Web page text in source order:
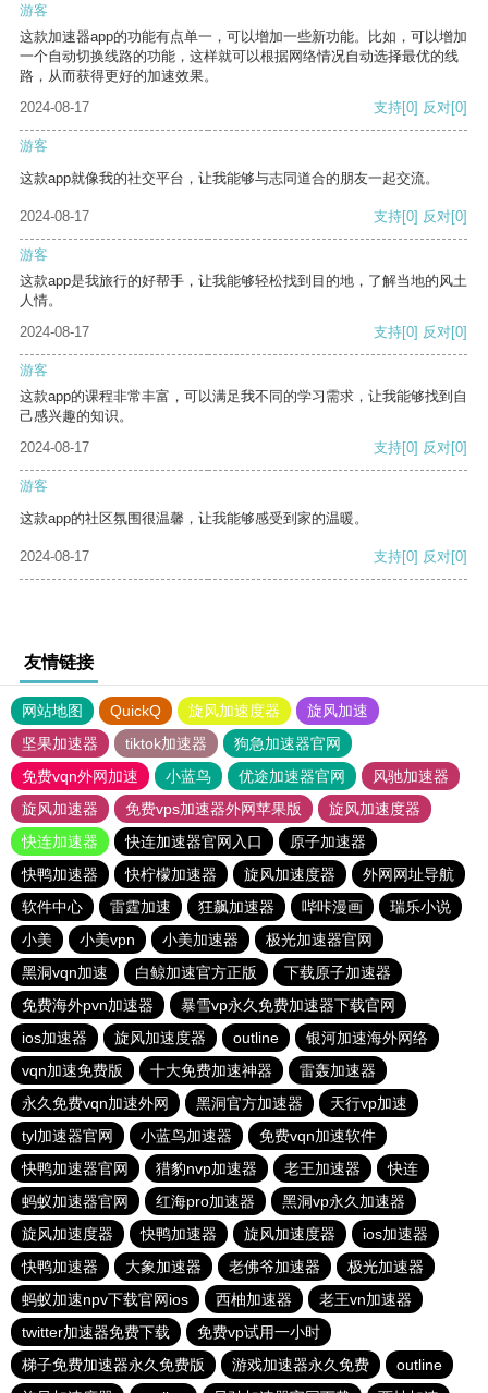
游客
这款加速器app的功能有点单一，可以增加一些新功能。比如，可以增加
一个自动切换线路的功能，这样就可以根据网络情况自动选择最优的线
路，从而获得更好的加速效果。
2024-08-17
支持[0] 反对[0]
游客
这款app就像我的社交平台，让我能够与志同道合的朋友一起交流。
2024-08-17 支持[0] 反对[0]
游客
这款app是我旅行的好帮手，让我能够轻松找到目的地，了解当地的风土
人情。
2024-08-17
支持[0] 反对[0]
游客
这款app的课程非常丰富，可以满足我不同的学习需求，让我能够找到自
己感兴趣的知识。
2024-08-17
支持[0] 反对[0]
游客
这款app的社区氛围很温馨，让我能够感受到家的温暖。
2024-08-17 支持[0] 反对[0]
友情链接
网站地图 QuickQ 旋风加速度器
旋风加速
坚果加速器
tiktok加速器
狗急加速器官网
免费vqn外网加速
小蓝鸟 优途加速器官网
风驰加速器
旋风加速器
免费vps加速器外网苹果版
旋风加速度器
快连加速器
快连加速器官网入口
原子加速器
快鸭加速器
快柠檬加速器 旋风加速度器
外网网址导航
软件中心
雷霆加速 狂飙加速器 哔咔漫画
瑞乐小说
小美
小美vpn 小美加速器
极光加速器官网
黑洞vqn加速
白鲸加速官方正版
下载原子加速器
免费海外pvn加速器
暴雪vp永久免费加速器下载官网
ios加速器
旋风加速度器 outline
银河加速海外网络
vqn加速免费版
十大免费加速神器
雷轰加速器
永久免费vqn加速外网
黑洞官方加速器
天行vp加速
tyl加速器官网
小蓝鸟加速器
免费vqn加速软件
快鸭加速器官网
猎豹nvp加速器 老王加速器
快连
蚂蚁加速器官网
红海pro加速器
黑洞vp永久加速器
旋风加速度器
快鸭加速器 旋风加速度器
ios加速器
快鸭加速器
大象加速器 老佛爷加速器
极光加速器
蚂蚁加速npv下载官网ios
西柚加速器
老王vn加速器
twitter加速器免费下载
免费vp试用一小时
梯子免费加速器永久免费版
游戏加速器永久免费
outline